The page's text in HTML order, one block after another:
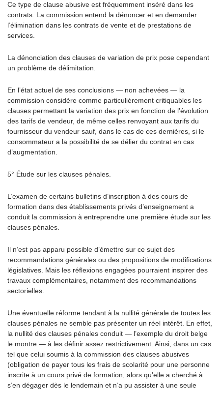
Ce type de clause abusive est fréquemment inséré dans les
contrats. La commission entend la dénoncer et en demander
l’élimination dans les contrats de vente et de prestations de
services.
La dénonciation des clauses de variation de prix pose cependant
un problème de délimitation.
En l’état actuel de ses conclusions — non achevées — la
commission considère comme particulièrement critiquables les
clauses permettant la variation des prix en fonction de l’évolution
des tarifs de vendeur, de même celles renvoyant aux tarifs du
fournisseur du vendeur sauf, dans le cas de ces dernières, si le
consommateur a la possibilité de se délier du contrat en cas
d’augmentation.
5° Étude sur les clauses pénales.
L’examen de certains bulletins d’inscription à des cours de
formation dans des établissements privés d’enseignement a
conduit la commission à entreprendre une première étude sur les
clauses pénales.
Il n’est pas apparu possible d’émettre sur ce sujet des
recommandations générales ou des propositions de modifications
législatives. Mais les réflexions engagées pourraient inspirer des
travaux complémentaires, notamment des recommandations
sectorielles.
Une éventuelle réforme tendant à la nullité générale de toutes les
clauses pénales ne semble pas présenter un réel intérêt. En effet,
la nullité des clauses pénales conduit — l’exemple du droit belge
le montre — à les définir assez restrictivement. Ainsi, dans un cas
tel que celui soumis à la commission des clauses abusives
(obligation de payer tous les frais de scolarité pour une personne
inscrite à un cours privé de formation, alors qu’elle a cherché à
s’en dégager dès le lendemain et n’a pu assister à une seule